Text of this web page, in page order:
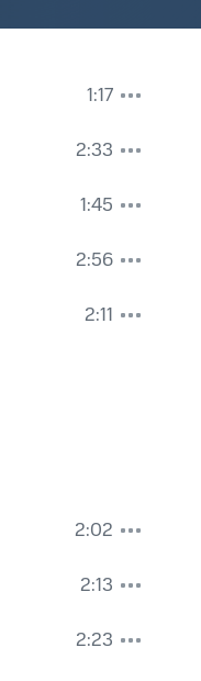
1:17
2:33
1:45
2:56
2:11
2:02
2:13
2:23